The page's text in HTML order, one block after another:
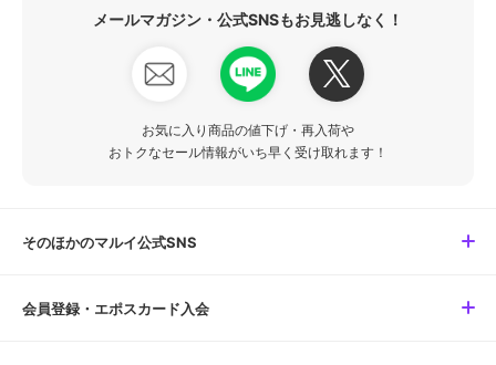
メールマガジン・公式SNSもお見逃しなく！
お気に入り商品の値下げ・再入荷や
おトクなセール情報がいち早く受け取れます！
そのほかのマルイ公式SNS
会員登録・エポスカード入会